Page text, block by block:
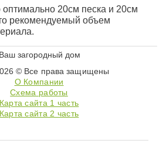
20см песка и 20см
рекомендуемый объем
© Все права защищены
О Компании
Схема работы
Карта сайта 1 часть
Карта сайта 2 часть